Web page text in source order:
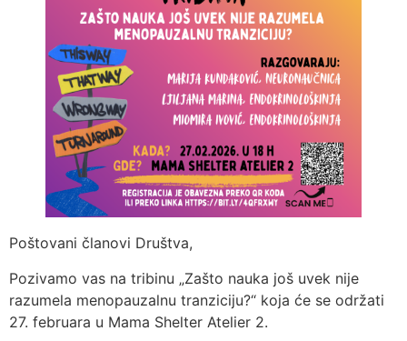
Poštovani članovi Društva,
Pozivamo vas na tribinu „Zašto nauka još uvek nije
razumela menopauzalnu tranziciju?“ koja će se održati
27. februara u Mama Shelter Atelier 2.